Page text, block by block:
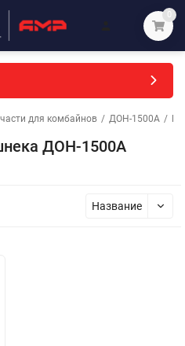
0
для комбайнов / ДОН-1500А /
ДОН-1500А
Название